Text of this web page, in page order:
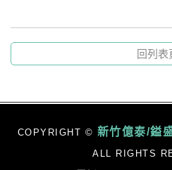
回列表
COPYRIGHT © 新竹億泰/鎰
ALL RIGHTS